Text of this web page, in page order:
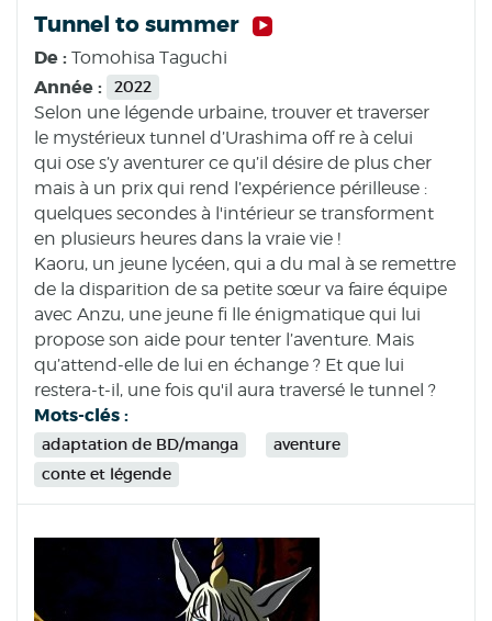
Tunnel to summer
De : Tomohisa Taguchi
Année : 2022
Selon une légende urbaine, trouver et traverser
le mystérieux tunnel d’Urashima off re à celui
qui ose s’y aventurer ce qu’il désire de plus cher
mais à un prix qui rend l’expérience périlleuse :
quelques secondes à l'intérieur se transforment
en plusieurs heures dans la vraie vie !
Kaoru, un jeune lycéen, qui a du mal à se remettre
de la disparition de sa petite sœur va faire équipe
avec Anzu, une jeune fi lle énigmatique qui lui
propose son aide pour tenter l’aventure. Mais
qu’attend-elle de lui en échange ? Et que lui
restera-t-il, une fois qu'il aura traversé le tunnel ?
Mots-clés :
adaptation de BD/manga
aventure
conte et légende